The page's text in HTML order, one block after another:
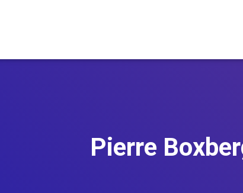
Pierre